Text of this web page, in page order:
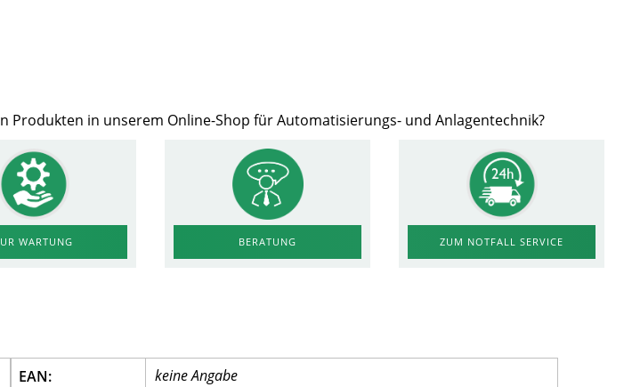
Produkten in unserem Online-Shop für Automatisierungs- und Anlagentechnik?
WARTUNG BERATUNG ZUM NOTFALL SERVICE
EAN: